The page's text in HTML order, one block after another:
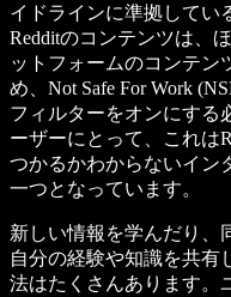
イドラインに準拠してい
Redditのコンテンツは、
ットフォームのコンテン
め、Not Safe For Work
フィルターをオンにする
ーザーにとって、これは
つかるかわからないイン
一つとなっています。
新しい情報を学んだり、
自分の経験や知識を共有
法はたくさんあります。